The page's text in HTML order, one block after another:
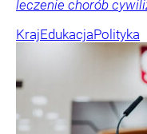
leczenie chorób
KrajEdukacjaPolityka